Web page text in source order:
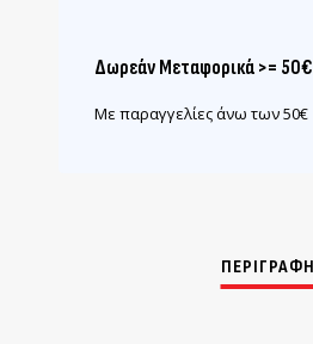
Δωρεάν Μεταφορικά >= 50€
Με παραγγελίες άνω των 50€